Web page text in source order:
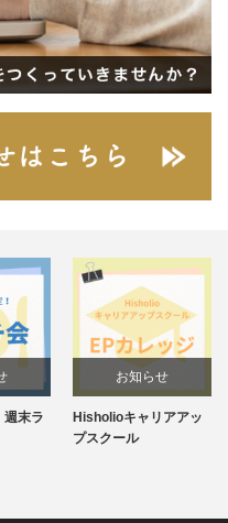
アッ
お知らせ
毎週水曜20:30～！イ
ンスタライブ